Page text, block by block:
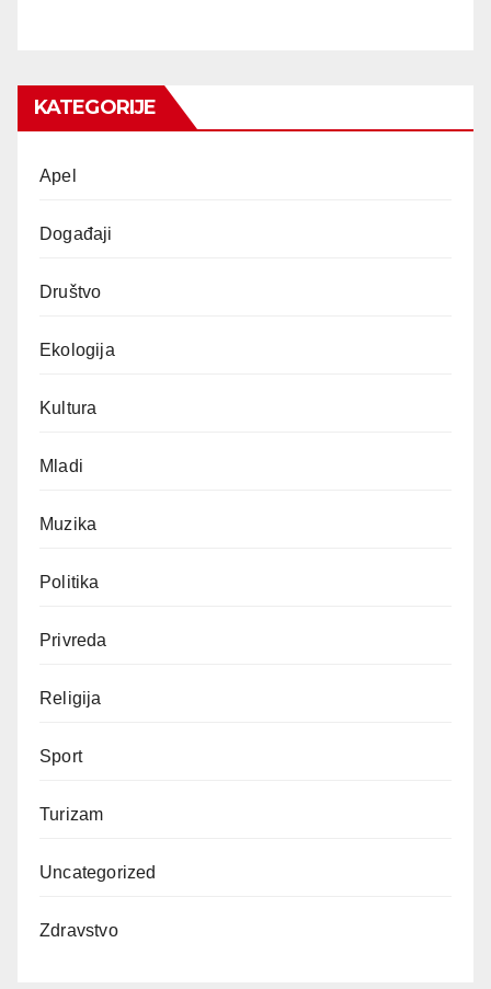
KATEGORIJE
Apel
Događaji
Društvo
Ekologija
Kultura
Mladi
Muzika
Politika
Privreda
Religija
Sport
Turizam
Uncategorized
Zdravstvo